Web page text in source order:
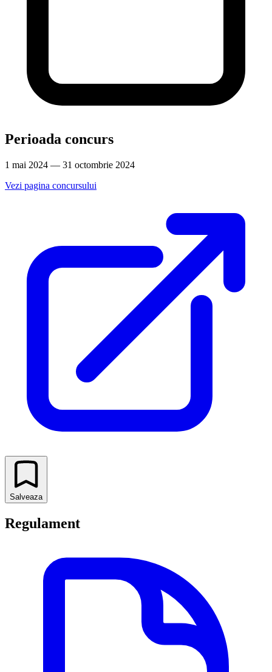
Perioada concurs
1 mai 2024 — 31 octombrie 2024
Vezi pagina concursului
Salveaza
Regulament